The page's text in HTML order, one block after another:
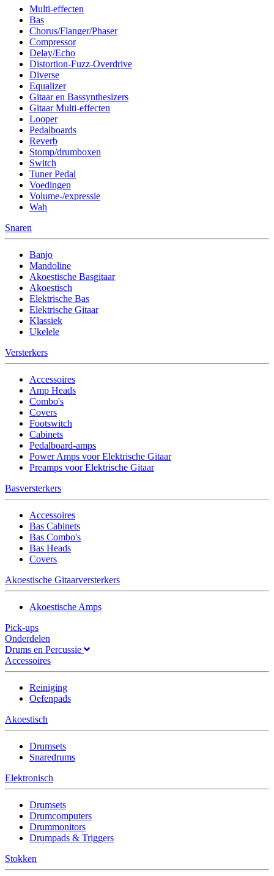
Multi-effecten
Bas
Chorus/Flanger/Phaser
Compressor
Delay/Echo
Distortion-Fuzz-Overdrive
Diverse
Equalizer
Gitaar en Bassynthesizers
Gitaar Multi-effecten
Looper
Pedalboards
Reverb
Stomp/drumboxen
Switch
Tuner Pedal
Voedingen
Volume-/expressie
Wah
Snaren
Banjo
Mandoline
Akoestische Basgitaar
Akoestisch
Elektrische Bas
Elektrische Gitaar
Klassiek
Ukelele
Versterkers
Accessoires
Amp Heads
Combo's
Covers
Footswitch
Cabinets
Pedalboard-amps
Power Amps voor Elektrische Gitaar
Preamps voor Elektrische Gitaar
Basversterkers
Accessoires
Bas Cabinets
Bas Combo's
Bas Heads
Covers
Akoestische Gitaarversterkers
Akoestische Amps
Pick-ups
Onderdelen
Drums en Percussie
Accessoires
Reiniging
Oefenpads
Akoestisch
Drumsets
Snaredrums
Elektronisch
Drumsets
Drumcomputers
Drummonitors
Drumpads & Triggers
Stokken